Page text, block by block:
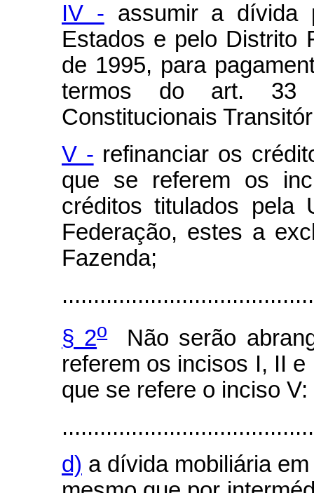
IV - assumir a dívida
Estados e pelo Distrito
de 1995, para
termos do art. 33
Constitucionais
V - refinanciar os
que se referem os
créditos titulados pela
Federação, estes a
Fazenda;
§ 2oNão serão
referem os incisos I, II
que se refere o inciso V:
d) a dívida mobiliária